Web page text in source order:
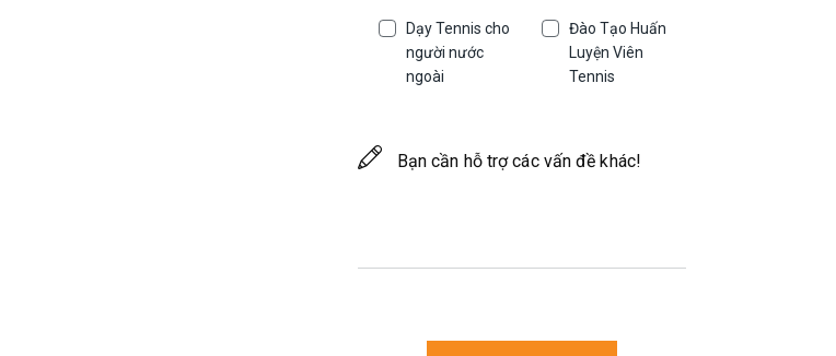
Dạy Tennis cho
người nước
ngoài
Đào Tạo Huấn
Luyện Viên
Tennis